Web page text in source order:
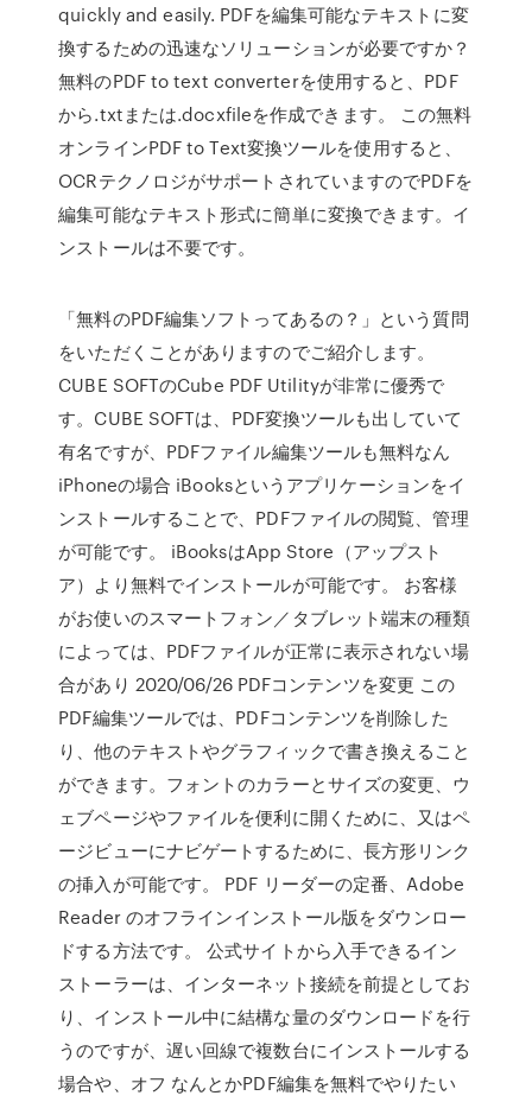
quickly and easily. PDFを編集可能なテキストに変
換するための迅速なソリューションが必要ですか？
無料のPDF to text converterを使用すると、PDF
から.txtまたは.docxfileを作成できます。 この無料
オンラインPDF to Text変換ツールを使用すると、
OCRテクノロジがサポートされていますのでPDFを
編集可能なテキスト形式に簡単に変換できます。イ
ンストールは不要です。
「無料のPDF編集ソフトってあるの？」という質問
をいただくことがありますのでご紹介します。
CUBE SOFTのCube PDF Utilityが非常に優秀で
す。CUBE SOFTは、PDF変換ツールも出していて
有名ですが、PDFファイル編集ツールも無料なん
iPhoneの場合 iBooksというアプリケーションをイ
ンストールすることで、PDFファイルの閲覧、管理
が可能です。 iBooksはApp Store（アップスト
ア）より無料でインストールが可能です。 お客様
がお使いのスマートフォン／タブレット端末の種類
によっては、PDFファイルが正常に表示されない場
合があり 2020/06/26 PDFコンテンツを変更 この
PDF編集ツールでは、PDFコンテンツを削除した
り、他のテキストやグラフィックで書き換えること
ができます。フォントのカラーとサイズの変更、ウ
ェブページやファイルを便利に開くために、又はペ
ージビューにナビゲートするために、長方形リンク
の挿入が可能です。 PDF リーダーの定番、Adobe
Reader のオフラインインストール版をダウンロー
ドする方法です。 公式サイトから入手できるイン
ストーラーは、インターネット接続を前提としてお
り、インストール中に結構な量のダウンロードを行
うのですが、遅い回線で複数台にインストールする
場合や、オフ なんとかPDF編集を無料でやりたい